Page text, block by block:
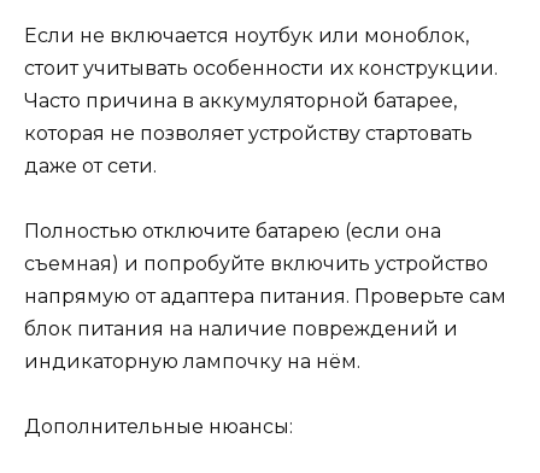
Если не включается ноутбук или моноблок,
стоит учитывать особенности их конструкции.
Часто причина в аккумуляторной батарее,
которая не позволяет устройству стартовать
даже от сети.
Полностью отключите батарею (если она
съемная) и попробуйте включить устройство
напрямую от адаптера питания. Проверьте сам
блок питания на наличие повреждений и
индикаторную лампочку на нём.
Дополнительные нюансы: